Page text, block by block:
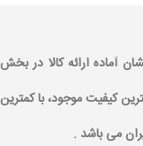
آماده ارائه کالا در بخش
کیفیت موجود، با کمترین
می باشد .